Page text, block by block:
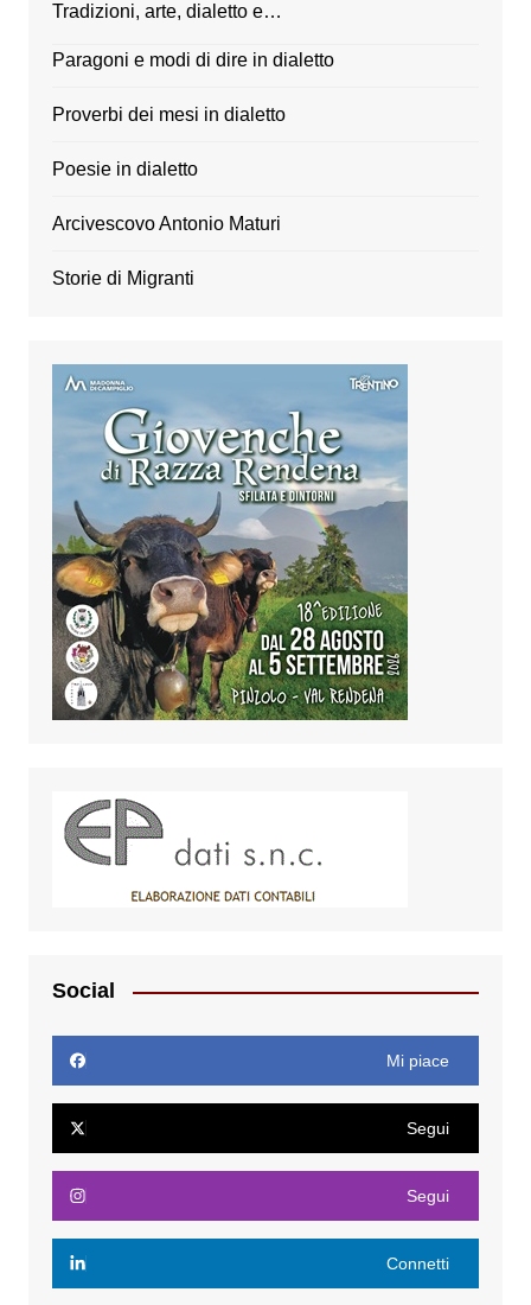
Tradizioni, arte, dialetto e…
Paragoni e modi di dire in dialetto
Proverbi dei mesi in dialetto
Poesie in dialetto
Arcivescovo Antonio Maturi
Storie di Migranti
Social
Mi piace
Segui
Segui
Connetti